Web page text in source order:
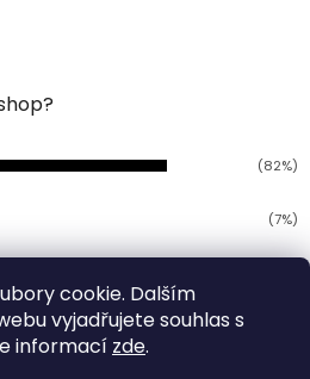
cookie. Dalším
vyjadřujete souhlas s
informací zde.
(82%)
(7%)